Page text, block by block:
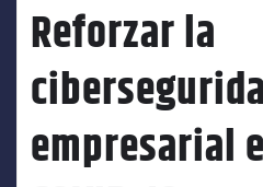
Reforzar la
empresarial